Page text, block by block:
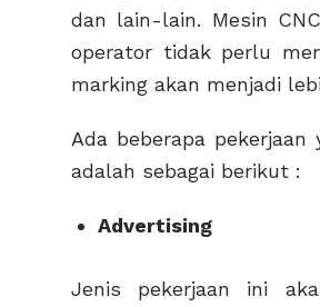
dan lain-lain. Mesin
operator tidak perlu
marking akan menjadi
Ada beberapa
adalah sebagai berikut :
Advertising
Jenis pekerjaan ini